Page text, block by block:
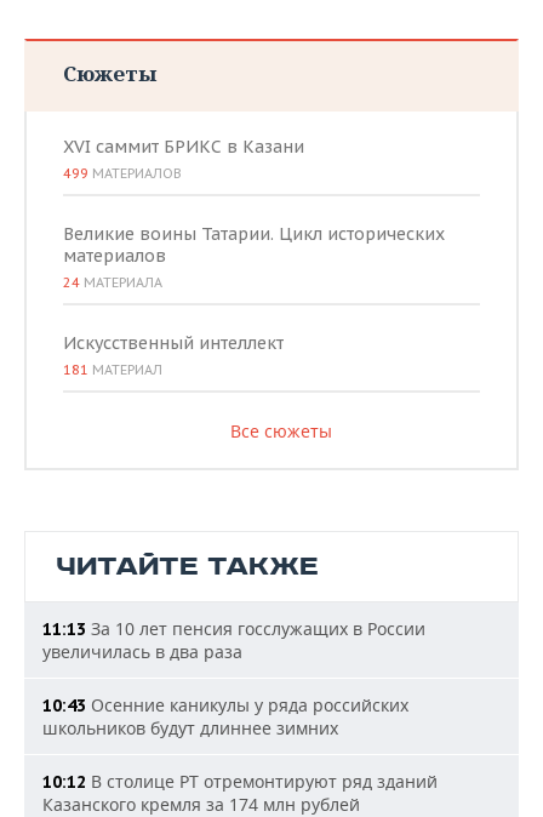
Сюжеты
XVI саммит БРИКС в Казани
499 МАТЕРИАЛОВ
Великие воины Татарии. Цикл исторических
материалов
24 МАТЕРИАЛА
Искусственный интеллект
181 МАТЕРИАЛ
Все сюжеты
ЧИТАЙТЕ ТАКЖЕ
11:13 За 10 лет пенсия госслужащих в России
увеличилась в два раза
10:43 Осенние каникулы у ряда российских
школьников будут длиннее зимних
10:12 В столице РТ отремонтируют ряд зданий
Казанского кремля за 174 млн рублей